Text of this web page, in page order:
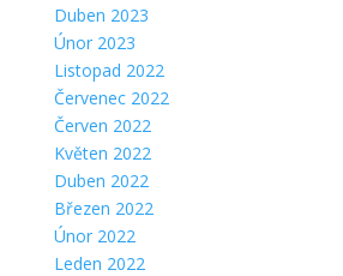
Duben 2023
Únor 2023
Listopad 2022
Červenec 2022
Červen 2022
Květen 2022
Duben 2022
Březen 2022
Únor 2022
Leden 2022